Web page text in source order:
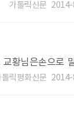
가톨릭신문
교황님은손으로
톨릭평화신문